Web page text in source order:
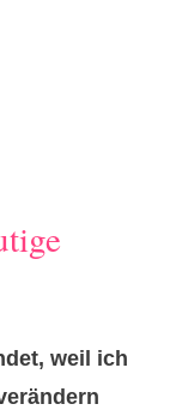
weil ich